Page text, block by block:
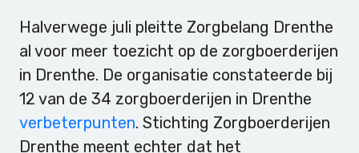
Halverwege juli pleitte Zorgbelang Drenthe
al voor meer toezicht op de zorgboerderijen
in Drenthe. De organisatie constateerde bij
12 van de 34 zorgboerderijen in Drenthe
verbeterpunten. Stichting Zorgboerderijen
Drenthe meent echter dat het